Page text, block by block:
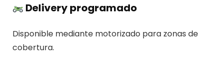
Delivery programado
Disponible mediante motorizado para zonas de
cobertura.